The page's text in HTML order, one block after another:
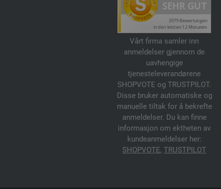
Vårt firma samler inn
anmeldelser gjennom de
uavhengige
tjenesteleverandørene
SHOPVOTE og TRUSTPILOT.
Disse bruker automatiske og
manuelle tiltak for å bekrefte
anmeldelser. Du kan finne
informasjon om ektheten av
kundeanmeldelser her:
SHOPVOTE, TRUSTPILOT